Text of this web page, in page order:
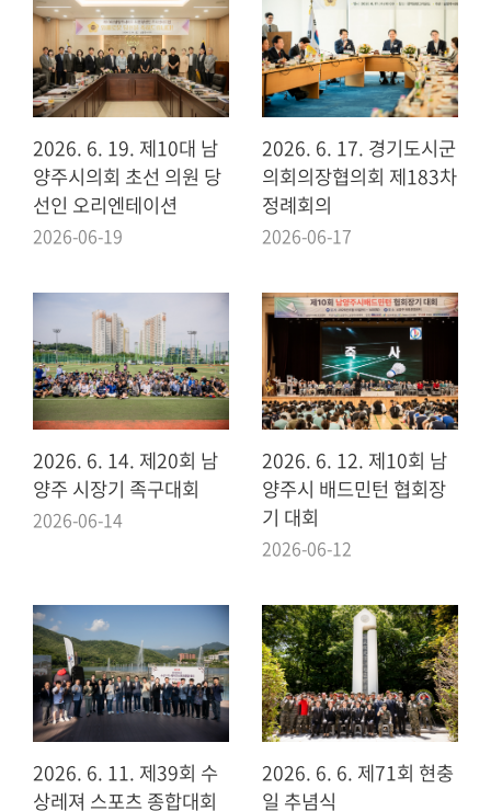
인
터
넷
방
송
의
회
자
료
린
마
당
이
용
안
2026. 6. 19. 제10대 남
양주시의회 초선 의원 당
선인 오리엔테이션
2026-06-19
2026. 6. 17. 경기도시군
의회의장협의회 제183차
정례회의
2026-06-17
2026. 6. 14. 제20회 남
양주 시장기 족구대회
2026-06-14
2026. 6. 12. 제10회 남
양주시 배드민턴 협회장
기 대회
2026-06-12
2026. 6. 11. 제39회 수
상레져 스포츠 종합대회
2026. 6. 6. 제71회 현충
일 추념식